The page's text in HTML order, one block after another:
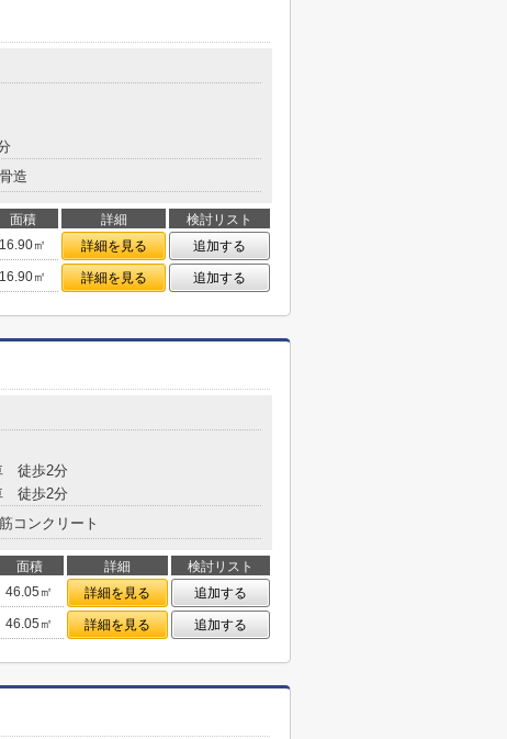
造
面積 詳細
検討リスト
16.90㎡ 詳細を見る
追加する
16.90㎡ 詳細を見る 追加する
徒歩2分
徒歩2分
コンクリート
面積 詳細
検討リスト
46.05㎡ 詳細を見る
追加する
46.05㎡ 詳細を見る 追加する